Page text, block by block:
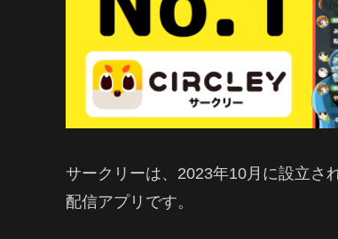
サークリーは、2023年10月に設立さ
配信アプリです。